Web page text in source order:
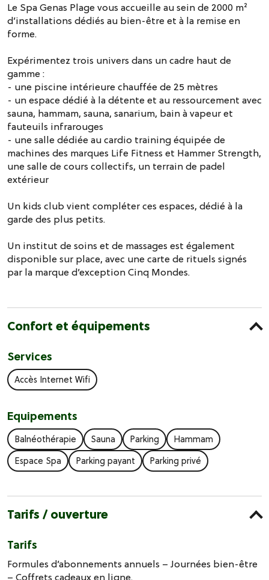
Le Spa Genas Plage vous accueille au sein de 2000 m²
d’installations dédiés au bien-être et à la remise en
forme.
Expérimentez trois univers dans un cadre haut de
gamme :
- une piscine intérieure chauffée de 25 mètres
- un espace dédié à la détente et au ressourcement avec
sauna, hammam, sauna, sanarium, bain à vapeur et
fauteuils infrarouges
- une salle dédiée au cardio training équipée de
machines des marques Life Fitness et Hammer Strength,
une salle de cours collectifs, un terrain de padel
extérieur
Un kids club vient compléter ces espaces, dédié à la
garde des plus petits.
Un institut de soins et de massages est également
disponible sur place, avec une carte de rituels signés
par la marque d’exception Cinq Mondes.
Confort et équipements
Services
Accès Internet Wifi
Equipements
Balnéothérapie Sauna Parking
Hammam
Espace Spa
Parking payant Parking privé
Tarifs / ouverture
Tarifs
Formules d’abonnements annuels – Journées bien-être
– Coffrets cadeaux en ligne.